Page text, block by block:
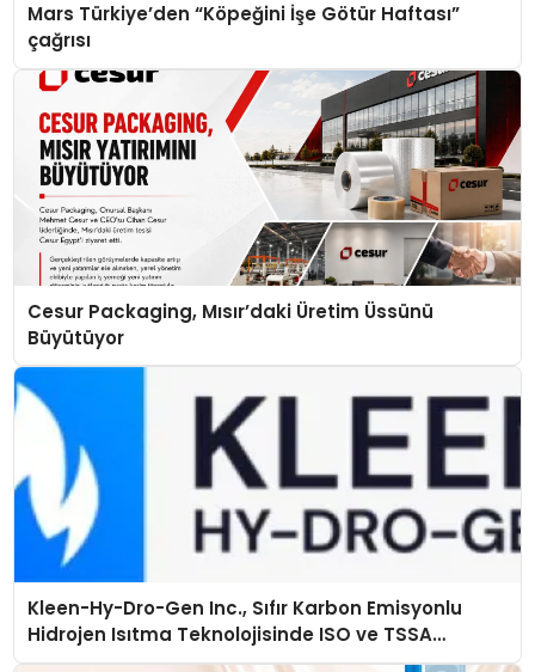
Mars Türkiye’den “Köpeğini İşe Götür Haftası”
çağrısı
Cesur Packaging, Mısır’daki Üretim Üssünü
Büyütüyor
Kleen-Hy-Dro-Gen Inc., Sıfır Karbon Emisyonlu
Hidrojen Isıtma Teknolojisinde ISO ve TSSA
Düzenleyici Onaylarını Aldı